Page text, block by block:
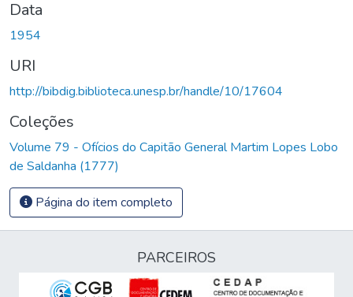
Data
1954
URI
http://bibdig.biblioteca.unesp.br/handle/10/17604
Coleções
Volume 79 - Ofícios do Capitão General Martim Lopes Lobo
de Saldanha (1777)
Página do item completo
PARCEIROS